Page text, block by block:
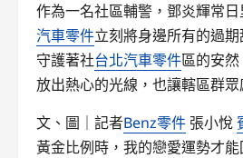
作為一名社區輔警，鄧炎輝常
汽車零件立刻將身邊所有的過
守護著社台北汽車零件區的安
放出熱心的光線，也讓轄區群眾
文、圖｜記者Benz零件 張小悅
黃金比例時，我的戀愛運勢才能